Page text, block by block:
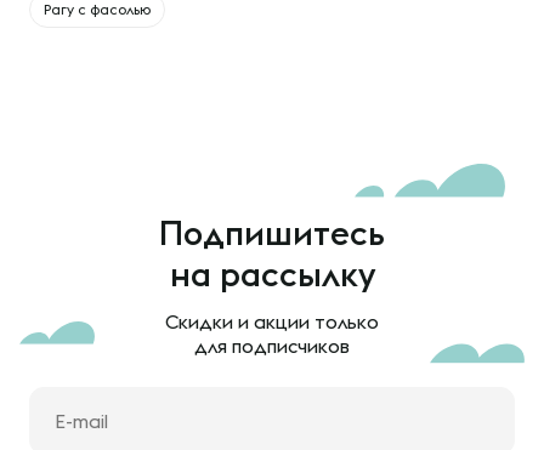
Рагу с фасолью
Подпишитесь
на рассылку
Скидки и акции только
для подписчиков